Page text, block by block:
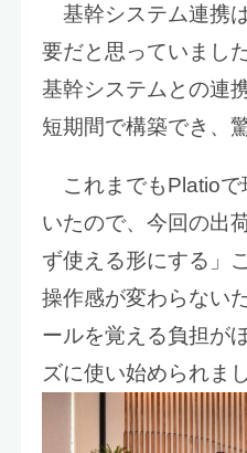
基幹システム連携
要だと思っていまし
基幹システムとの連
短期間で構築でき、
これまでもPlatio
いたので、今回の出
ず使える形にする」
操作感が変わらない
ールを覚える負担が
ズに使い始められまし